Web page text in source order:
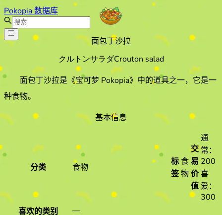
Pokopia 数据库
面包丁沙拉
クルトンサラダCrouton salad
面包丁沙拉是《宝可梦 Pokopia》中的道具之一，它是一
种食物。
基本信息
分类 食物
标
签
食
物
交
易
价
值
通
常：
200
喜
爱：
300
喜欢的类别
—